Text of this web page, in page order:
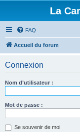
La
FAQ
Accueil du forum
Connexion
Nom d’utilisateur :
Mot de passe :
Se souvenir de moi